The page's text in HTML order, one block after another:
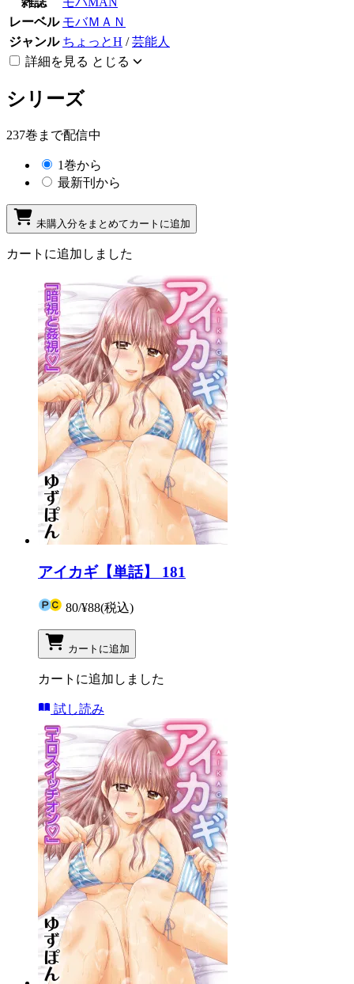
レーベル モバＭＡＮ
ジャンル ちょっとH /芸能人
詳細を見る とじる
シリーズ
237巻まで配信中
1巻から
最新刊から
未購入分をまとめてカートに追加
カートに追加しました
アイカギ【単話】 181
80/¥88(税込)
カートに追加
カートに追加しました
試し読み